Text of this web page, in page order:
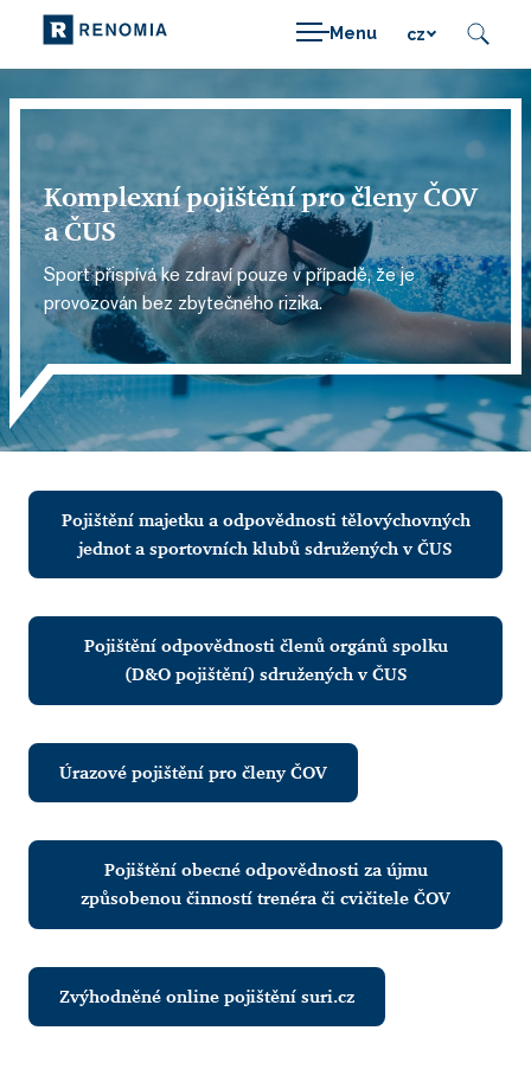
Menu cz
Komplexní pojištění pro členy ČOV
a ČUS
Sport přispívá ke zdraví pouze v případě, že je
provozován bez zbytečného rizika.
Pojištění majetku a odpovědnosti tělovýchovných
jednot a sportovních klubů sdružených v ČUS
Pojištění odpovědnosti členů orgánů spolku
(D&O pojištění) sdružených v ČUS
Úrazové pojištění pro členy ČOV
Pojištění obecné odpovědnosti za újmu
způsobenou činností trenéra či cvičitele ČOV
Zvýhodněné online pojištění suri.cz